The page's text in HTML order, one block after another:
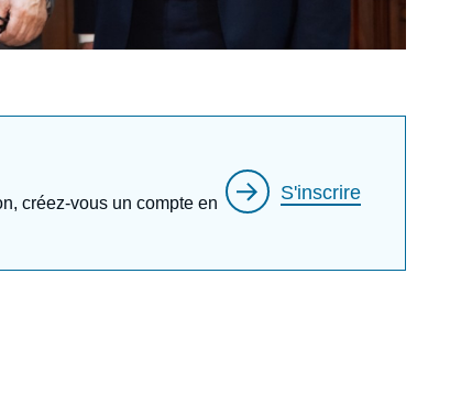
créez-vous un compte en
S'inscrire